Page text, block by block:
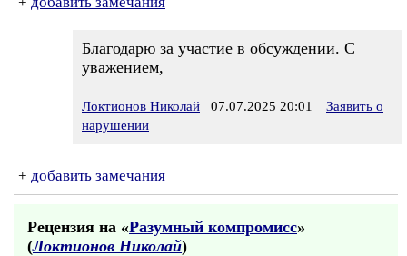
Благодарю за участие в обсуждении. С
уважением,
Локтионов Николай 07.07.2025 20:01
Заявить о
нарушении
+ добавить замечания
Рецензия на «Разумный компромисс»
(Локтионов Николай)